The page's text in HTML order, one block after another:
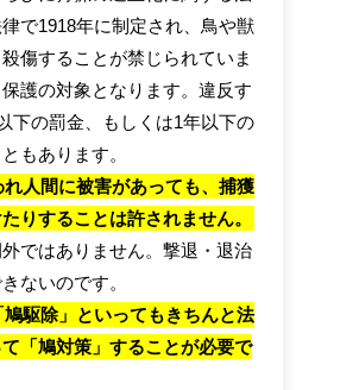
で1918年に制定され、鳥や獣
傷することが禁じられていま
護の対象となります。違反す
下の罰金、もしくは1年以下の
もあります。
れ人間に被害があっても、捕獲
りすることは許されません。
ではありません。撃退・退治
ないのです。
鳩駆除」といってもきちんと法
「鳩対策」することが必要で